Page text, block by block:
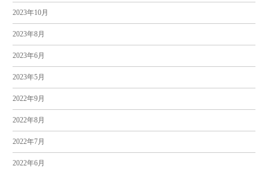
2023年10月
2023年8月
2023年6月
2023年5月
2022年9月
2022年8月
2022年7月
2022年6月